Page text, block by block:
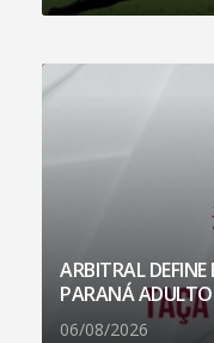
ARBITRAL
PARANÁ ADULTO
06/08/2026